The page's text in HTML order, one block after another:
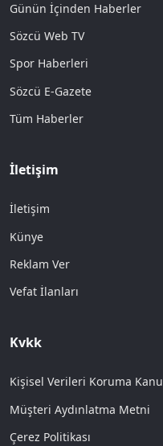
Günün İçinden Haberler
Sözcü Web TV
Spor Haberleri
Sözcü E-Gazete
Tüm Haberler
İletişim
İletişim
Künye
Reklam Ver
Vefat İlanları
Kvkk
Kişisel Verileri Koruma
Müşteri Aydınlatma Metni
Çerez Politikası